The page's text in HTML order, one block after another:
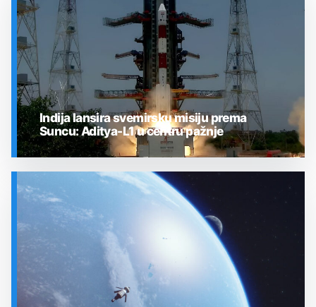
SVEMIR
Indija lansira svemirsku misiju prema
Suncu: Aditya-L1 u centru pažnje